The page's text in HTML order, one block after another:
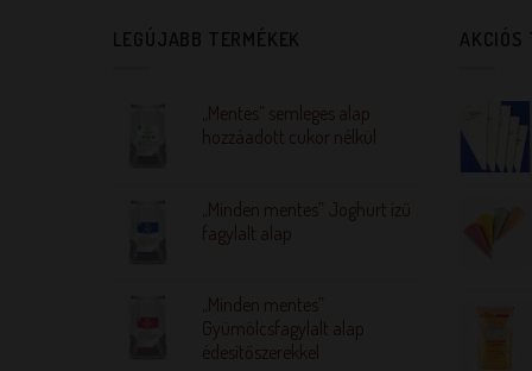
LEGÚJABB TERMÉKEK
„Mentes” semleges alap
hozzáadott cukor nélkül
„Minden mentes” Joghurt ízű
fagylalt alap
„Minden mentes”
Gyümölcsfagylalt alap
édesítőszerekkel
AKCIÓS